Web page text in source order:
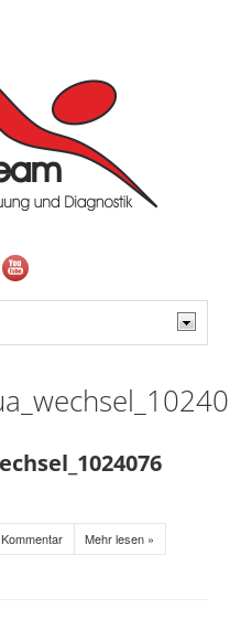
Mehr lesen »